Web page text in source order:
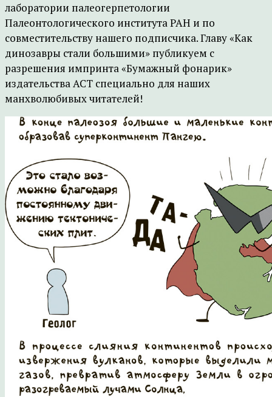
лаборатории палеогерпетологии
Палеонтологического института РАН и по
совместительству нашего подписчика. Главу «Как
динозавры стали большими» публикуем с
разрешения импринта «Бумажный фонарик»
издательства АСТ специально для наших
манхволюбивых читателей!